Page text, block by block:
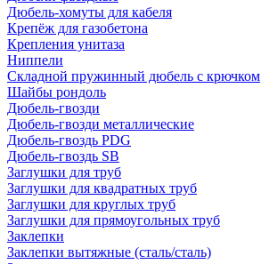
Дюбель-хомуты для кабеля
Крепёж для газобетона
Крепления унитаза
Ниппели
Складной пружинный дюбель с крючком
Шайбы рондоль
Дюбель-гвозди
Дюбель-гвозди металлические
Дюбель-гвоздь PDG
Дюбель-гвоздь SB
Заглушки для труб
Заглушки для квадратных труб
Заглушки для круглых труб
Заглушки для прямоугольных труб
Заклепки
Заклепки вытяжные (сталь/сталь)